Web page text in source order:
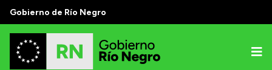
Gobierno de Río Negro